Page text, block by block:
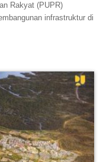
Rakyat (PUPR)
infrastruktur di